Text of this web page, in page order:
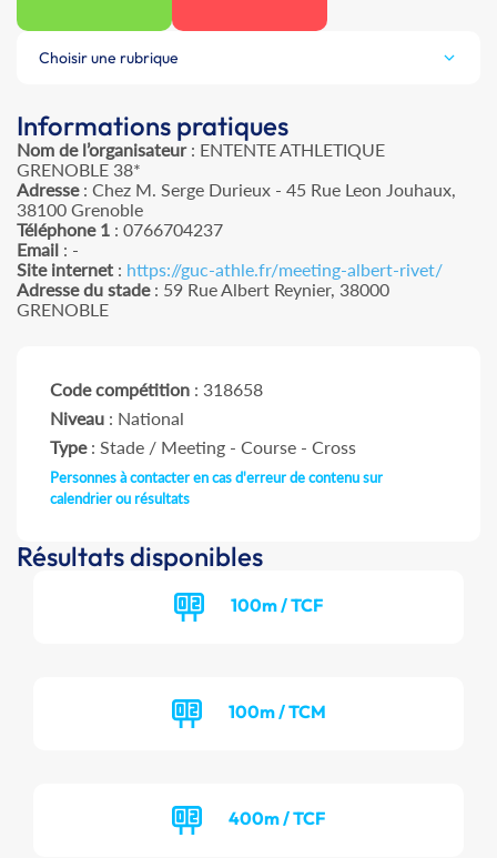
Choisir une rubrique
Informations pratiques
Nom de l’organisateur: ENTENTE ATHLETIQUE
GRENOBLE 38*
Adresse: Chez M. Serge Durieux - 45 Rue Leon Jouhaux,
38100 Grenoble
Téléphone 1 : 0766704237
Email : -
Site internet : https://guc-athle.fr/meeting-albert-rivet/
Adresse du stade: 59 Rue Albert Reynier, 38000
GRENOBLE
Code compétition : 318658
Niveau : National
Type: Stade / Meeting - Course - Cross
Personnes à contacter en cas d'erreur de contenu sur
calendrier ou résultats
Résultats disponibles
100m / TCF
100m / TCM
400m / TCF